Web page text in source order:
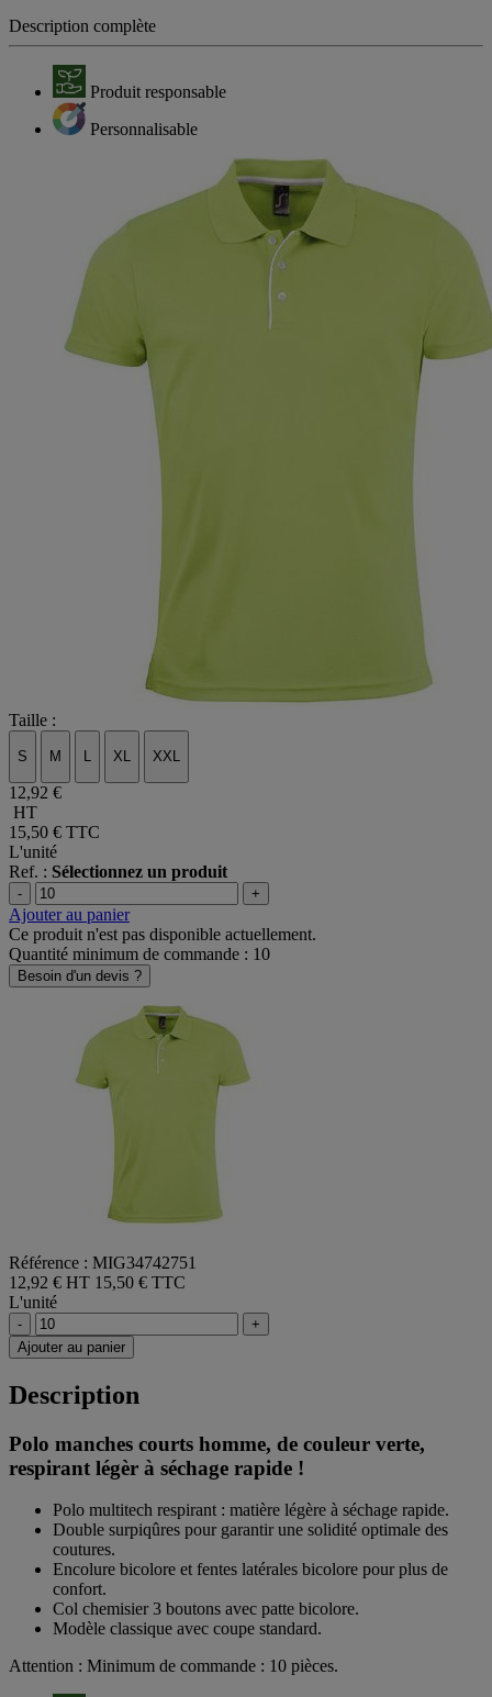
Description complète
Produit responsable
Personnalisable
Taille :
S M L XL XXL
12,92 €
HT
15,50 € TTC
L'unité
Ref. : Sélectionnez un produit
- +
Ajouter au panier
Ce produit n'est pas disponible actuellement.
Quantité minimum de commande : 10
Besoin d'un devis ?
Référence : MIG34742751
12,92 € HT 15,50 € TTC
L'unité
-
+
Ajouter au panier
Description
Polo manches courts homme, de couleur verte,
respirant légèr à séchage rapide !
Polo multitech respirant : matière légère à séchage rapide.
Double surpiqûres pour garantir une solidité optimale des
coutures.
Encolure bicolore et fentes latérales bicolore pour plus de
confort.
Col chemisier 3 boutons avec patte bicolore.
Modèle classique avec coupe standard.
Attention : Minimum de commande : 10 pièces.